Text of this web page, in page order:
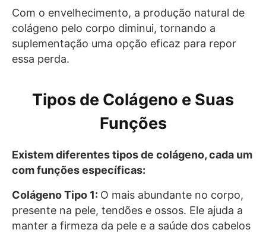
Com o envelhecimento, a produção natural de
colágeno pelo corpo diminui, tornando a
suplementação uma opção eficaz para repor
essa perda.
Tipos de Colágeno e Suas
Funções
Existem diferentes tipos de colágeno, cada um
com funções específicas:
Colágeno Tipo 1: O mais abundante no corpo,
presente na pele, tendões e ossos. Ele ajuda a
manter a firmeza da pele e a saúde dos cabelos